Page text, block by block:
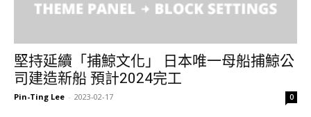
堅持延續「捕鯨文化」 日本唯一母船捕鯨公
司建造新船 預計2024完工
Pin-Ting Lee - 2023-02-17 0